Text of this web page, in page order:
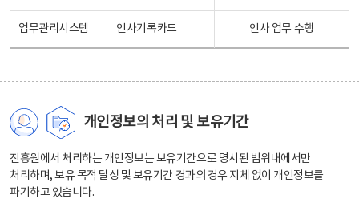
업무관리시스템 인사기록카드 인사 업무 수행
개인정보의 처리 및 보유기간
진흥원에서 처리하는 개인정보는 보유기간으로 명시된 범위내에서만
처리하며, 보유 목적 달성 및 보유기간 경과의 경우 지체 없이 개인정보를
파기하고 있습니다.